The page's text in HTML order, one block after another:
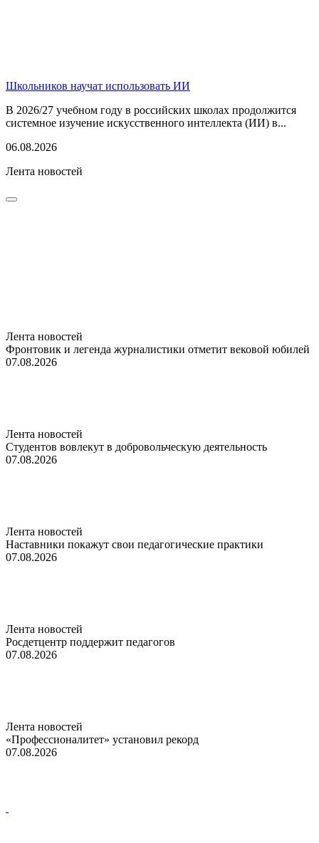
Школьников научат использовать ИИ
В 2026/27 учебном году в российских школах продолжится
системное изучение искусственного интеллекта (ИИ) в...
06.08.2026
Лента новостей
Лента новостей
Фронтовик и легенда журналистики отметит вековой юбилей
07.08.2026
Лента новостей
Студентов вовлекут в добровольческую деятельность
07.08.2026
Лента новостей
Наставники покажут свои педагогические практики
07.08.2026
Лента новостей
Росдетцентр поддержит педагогов
07.08.2026
Лента новостей
«Профессионалитет» установил рекорд
07.08.2026